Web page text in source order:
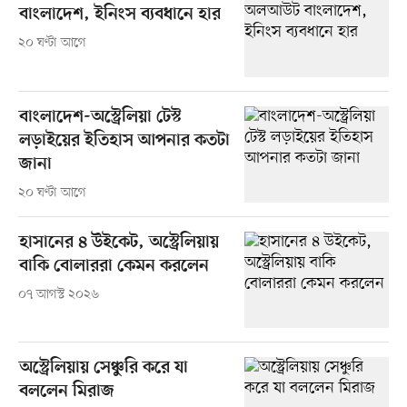
বাংলাদেশ, ইনিংস ব্যবধানে হার
২০ ঘণ্টা আগে
বাংলাদেশ-অস্ট্রেলিয়া টেস্ট
লড়াইয়ের ইতিহাস আপনার কতটা
জানা
২০ ঘণ্টা আগে
হাসানের ৪ উইকেট, অস্ট্রেলিয়ায়
বাকি বোলাররা কেমন করলেন
০৭ আগস্ট ২০২৬
অস্ট্রেলিয়ায় সেঞ্চুরি করে যা
বললেন মিরাজ